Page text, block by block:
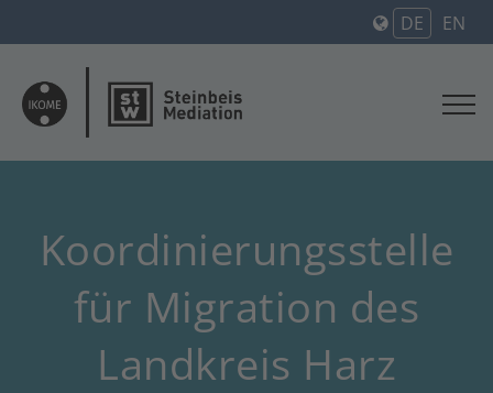
DE EN
Koordinierungsstelle
für Migration des
Landkreis Harz